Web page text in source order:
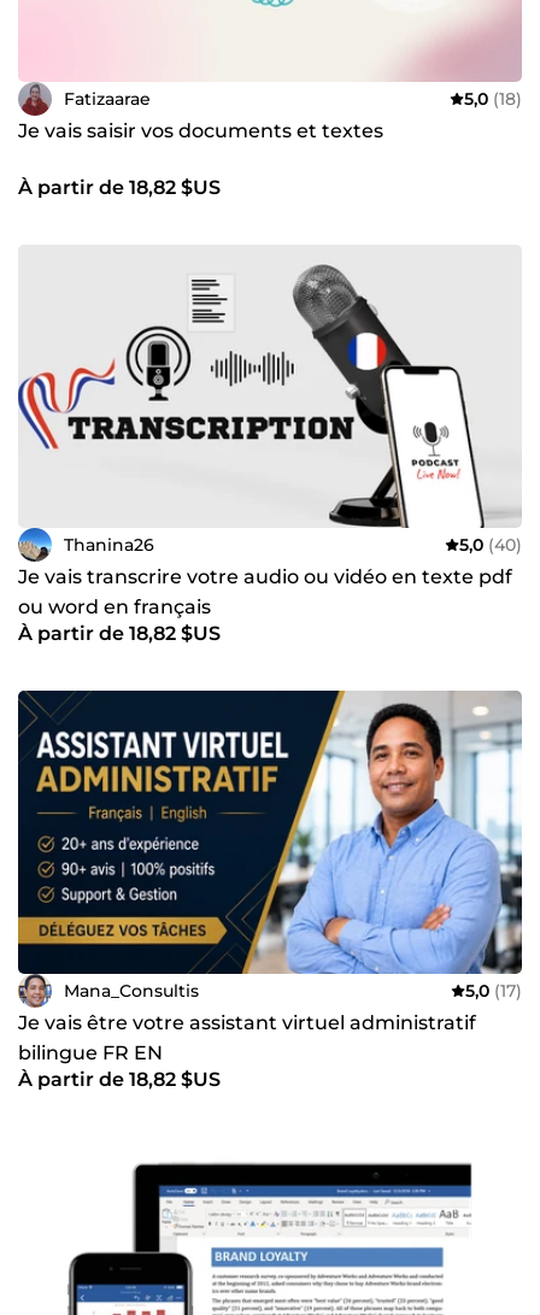
Fatizaarae 5,0 (18)
Je vais saisir vos documents et textes
À partir de 18,82 $US
Thanina26 5,0 (40)
Je vais transcrire votre audio ou vidéo en texte pdf
ou word en français
À partir de 18,82 $US
Mana_Consultis 5,0 (17)
Je vais être votre assistant virtuel administratif
bilingue FR EN
À partir de 18,82 $US